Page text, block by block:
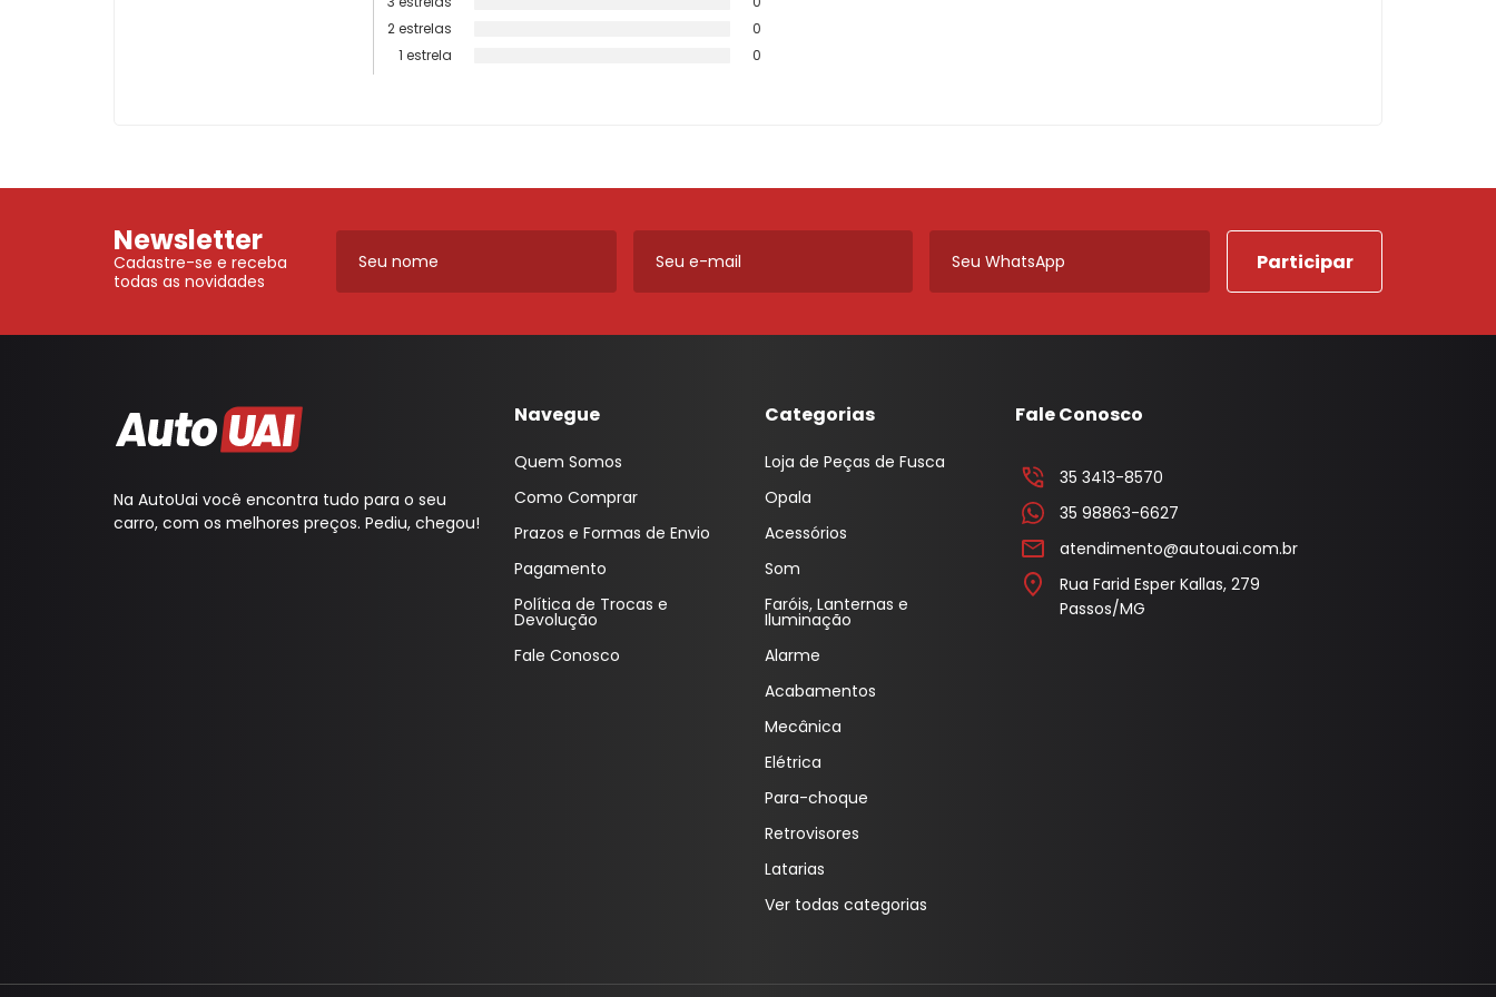
2 estrelas
0
1 estrela
0
Newsletter
Cadastre-se e receba
todas as novidades
Na AutoUai você encontra tudo para o seu
carro, com os melhores preços. Pediu, chegou!
Navegue
Quem Somos
Como Comprar
Prazos e Formas de Envio
Pagamento
Política de Trocas e
Devolução
Fale Conosco
Categorias
Loja de Peças de Fusca
Opala
Acessórios
Som
Faróis, Lanternas e
Iluminação
Alarme
Acabamentos
Mecânica
Elétrica
Para-choque
Retrovisores
Latarias
Ver todas categorias
Fale Conosco
35 3413-8570
35 98863-6627
atendimento@autouai.com.br
Rua Farid Esper Kallas, 279
Passos/MG